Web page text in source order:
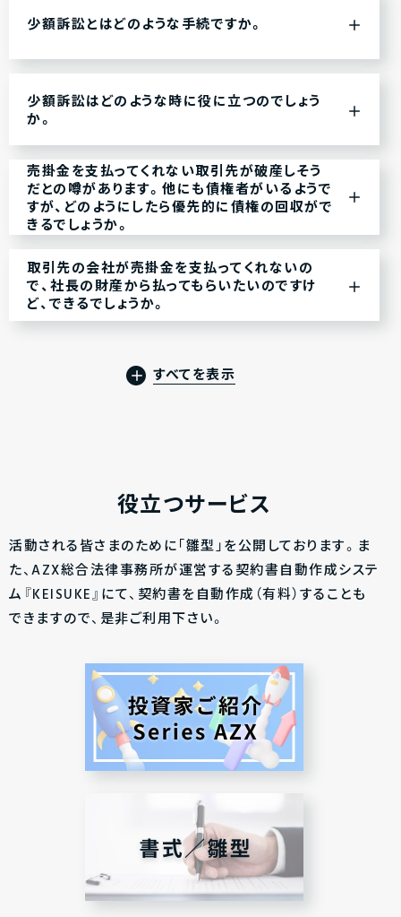
少額訴訟とはどのような手続ですか。
少額訴訟はどのような時に役に立つのでしょう
か。
売掛金を支払ってくれない取引先が破産しそう
だとの噂があります。他にも債権者がいるようで
すが、どのようにしたら優先的に債権の回収がで
きるでしょうか。
取引先の会社が売掛金を支払ってくれないの
で、社長の財産から払ってもらいたいのですけ
ど、できるでしょうか。
すべてを表示
役立つサービス
活動される皆さまのために「雛型」を公開しております。ま
た、AZX総合法律事務所が運営する契約書自動作成システ
ム『KEISUKE』にて、契約書を自動作成（有料）することも
できますので、是非ご利用下さい。